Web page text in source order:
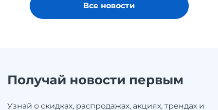
Все новости
Получай новости первым
Узнай о скидках, распродажах, акциях, трендах и